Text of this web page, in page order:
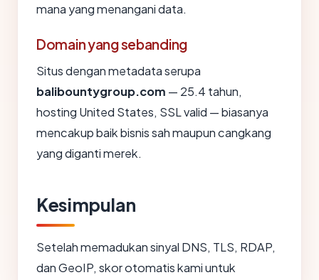
mana yang menangani data.
Domain yang sebanding
Situs dengan metadata serupa
balibountygroup.com — 25.4 tahun,
hosting United States, SSL valid — biasanya
mencakup baik bisnis sah maupun cangkang
yang diganti merek.
Kesimpulan
Setelah memadukan sinyal DNS, TLS, RDAP,
dan GeoIP, skor otomatis kami untuk